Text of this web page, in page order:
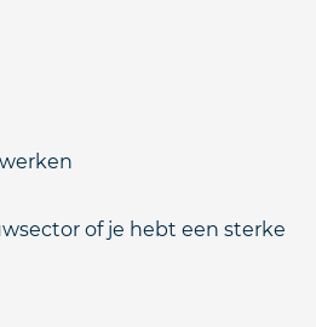
of je hebt een sterke